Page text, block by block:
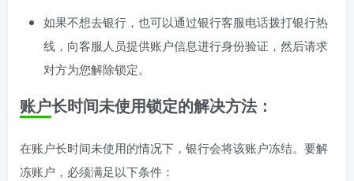
如果不想去银行，也可以通过银行客服电话拨打银行热
线，向客服人员提供账户信息进行身份验证，然后请求
对方为您解除锁定。
账户长时间未使用锁定的解决方法：
在账户长时间未使用的情况下，银行会将该账户冻结。要解
冻账户，必须满足以下条件：